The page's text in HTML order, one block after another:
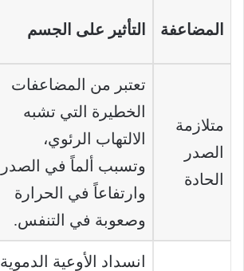
المضاعفة التأثير على الجسم
متلازمة
الصدر
الحادة
تعتبر من المضاعفات
الخطيرة التي تشبه
الالتهاب الرئوي،
وتسبب ألماً في الصدر
وارتفاعاً في الحرارة
وصعوبة في التنفس.
انسداد الأوعية الدموية